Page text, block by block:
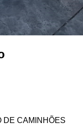
DE CAMINHÕES